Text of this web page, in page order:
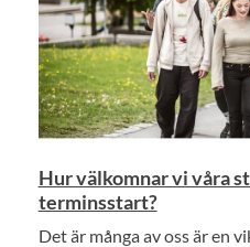
Hur välkomnar vi våra
terminsstart?
Det är många av oss är en